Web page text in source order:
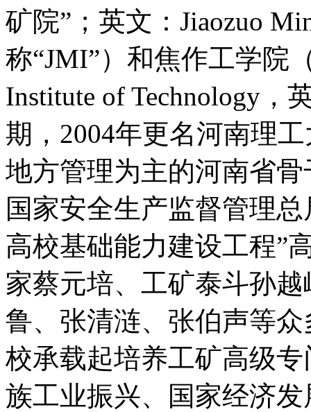
矿院”；英文：Jiaozuo
称“JMI”）和焦作工学院
Institute of Technology，
期，2004年更名河南理
地方管理为主的河南省
国家安全生产监督管理
高校基础能力建设工程”
家蔡元培、工矿泰斗孙
鲁、张清涟、张伯声等
校承载起培养工矿高级
族工业振兴、国家经济